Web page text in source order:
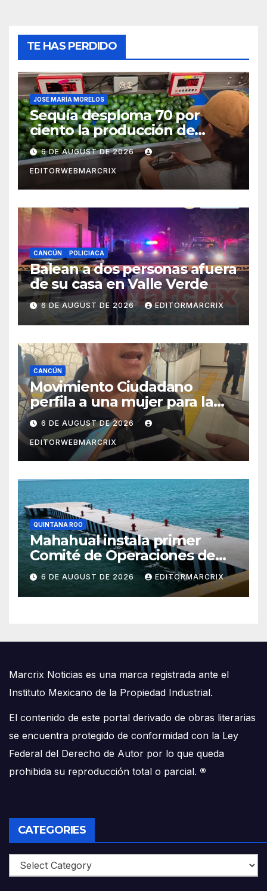
TE HAS PERDIDO
JOSÉ MARÍA MORELOS
Sequía desploma 70 por
ciento la producción de
aguacate en Candelaria
6 DE AUGUST DE 2026
EDITORWEBMARCRIX
CANCÚN POLICIACA
Balean a dos personas afuera
de su casa en Valle Verde
6 DE AUGUST DE 2026 EDITORMARCRIX
CANCÚN
Movimiento Ciudadano
perfila a una mujer para la
candidatura en Cancún
6 DE AUGUST DE 2026
EDITORWEBMARCRIX
QUINTANA ROO
Mahahual instala primer
Comité de Operaciones de
muelles pesqueros
6 DE AUGUST DE 2026 EDITORMARCRIX
Marcrix Noticias es una marca registrada ante el
Instituto Mexicano de la Propiedad Industrial.
El contenido de este portal derivado de obras literarias
se encuentra protegido de conformidad con la Ley
Federal del Derecho de Autor por lo que queda
prohibida su reproducción total o parcial. ®
CATEGORIES
Categories